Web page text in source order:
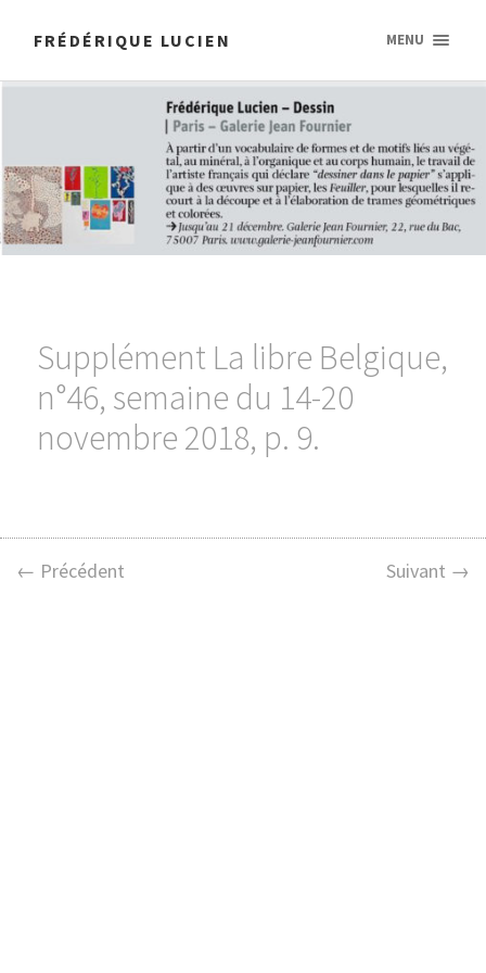
FRÉDÉRIQUE LUCIEN MENU
Supplément La libre Belgique,
n°46, semaine du 14-20
novembre 2018, p. 9.
← Précédent Suivant →